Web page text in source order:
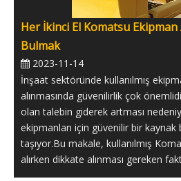
Her İkinci El Komatsu Ekipman
Bulmak
2023-11-14
İnşaat sektöründe kullanılmış
alınmasında güvenilirlik çok
olan talebin giderek artması
ekipmanları için güvenilir bir
taşıyor.Bu makale, kullanılmış
alırken dikkate alınması gereken